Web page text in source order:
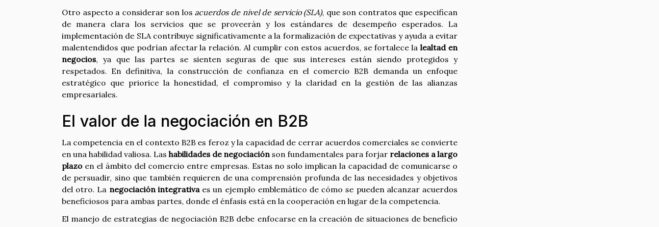
Otro aspecto a considerar son los acuerdos de nivel de servicio (SLA), que son contratos que especifican
de manera clara los servicios que se proveerán y los estándares de desempeño esperados. La
implementación de SLA contribuye significativamente a la formalización de expectativas y ayuda a evitar
malentendidos que podrían afectar la relación. Al cumplir con estos acuerdos, se fortalece lalealtad en
negocios, ya que las partes se sienten seguras de que sus intereses están siendo protegidos y
respetados. En definitiva, la construcción de confianza en el comercio B2B demanda un enfoque
estratégico que priorice la honestidad, el compromiso y la claridad en la gestión de las alianzas
empresariales.
El valor de la negociación en B2B
La competencia en el contexto B2B es feroz y la capacidad de cerrar acuerdos comerciales se convierte
en una habilidad valiosa. Las habilidades de negociación son fundamentales para forjar relaciones a largo
plazo en el ámbito del comercio entre empresas. Estas no solo implican la capacidad de comunicarse o
de persuadir, sino que también requieren de una comprensión profunda de las necesidades y objetivos
del otro. La negociación integrativaes un ejemplo emblemático de cómo se pueden alcanzar acuerdos
beneficiosos para ambas partes, donde el énfasis está en la cooperación en lugar de la competencia.
El manejo de estrategias de negociación B2B debe enfocarse en la creación de situaciones de beneficio